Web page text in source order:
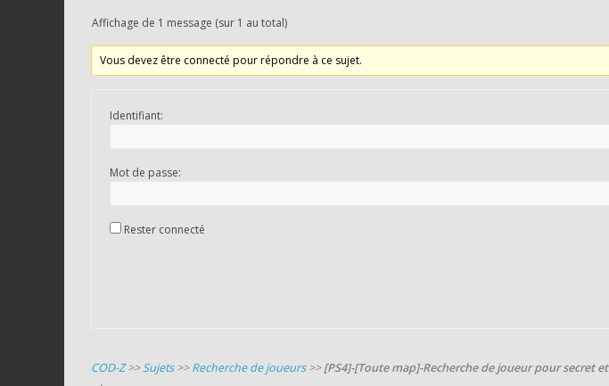
Affichage de 1 message (sur 1 au total)
Vous devez être connecté pour répondre à ce sujet.
Identifiant:
Mot de passe:
Rester connecté
COD-Z>>Sujets>>Recherche de joueurs>>[PS4]-[Toute map]-Recherche de joueur pour secret et